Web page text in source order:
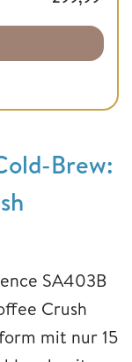
Brew:
SA403B
Crush
mit nur 15